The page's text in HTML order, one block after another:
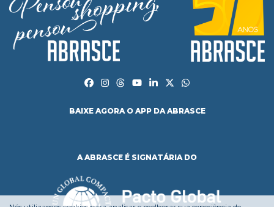
BAIXE AGORA O APP DA ABRASCE
A ABRASCE É SIGNATÁRIA DO